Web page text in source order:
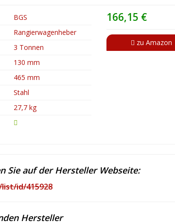
166,15 €
zu Amazon
BGS
Rangierwagenheber
3 Tonnen
130 mm
465 mm
Stahl
27,7 kg
Sie auf der Hersteller Webseite:
id/415928
Hersteller